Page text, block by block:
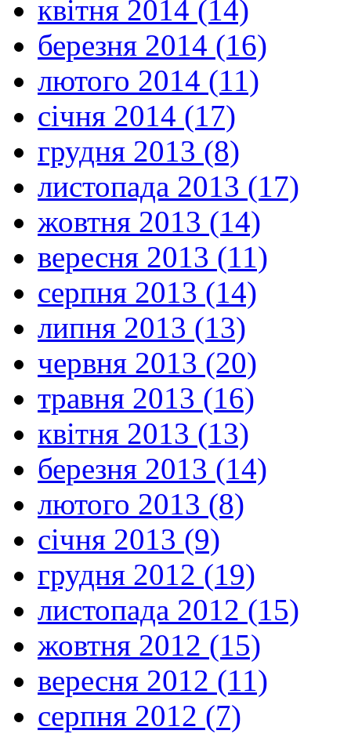
квітня 2014 (14)
березня 2014 (16)
лютого 2014 (11)
січня 2014 (17)
грудня 2013 (8)
листопада 2013 (17)
жовтня 2013 (14)
вересня 2013 (11)
серпня 2013 (14)
липня 2013 (13)
червня 2013 (20)
травня 2013 (16)
квітня 2013 (13)
березня 2013 (14)
лютого 2013 (8)
січня 2013 (9)
грудня 2012 (19)
листопада 2012 (15)
жовтня 2012 (15)
вересня 2012 (11)
серпня 2012 (7)